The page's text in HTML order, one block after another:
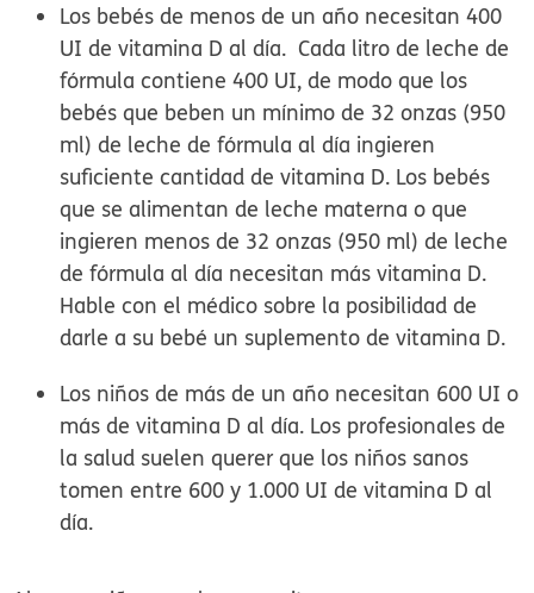
Los bebés de menos de un año necesitan 400
UI de vitamina D al día. Cada litro de leche de
fórmula contiene 400 UI, de modo que los
bebés que beben un mínimo de 32 onzas (950
ml) de leche de fórmula al día ingieren
suficiente cantidad de vitamina D. Los bebés
que se alimentan de leche materna o que
ingieren menos de 32 onzas (950 ml) de leche
de fórmula al día necesitan más vitamina D.
Hable con el médico sobre la posibilidad de
darle a su bebé un suplemento de vitamina D.
Los niños de más de un año necesitan 600 UI o
más de vitamina D al día. Los profesionales de
la salud suelen querer que los niños sanos
tomen entre 600 y 1.000 UI de vitamina D al
día.